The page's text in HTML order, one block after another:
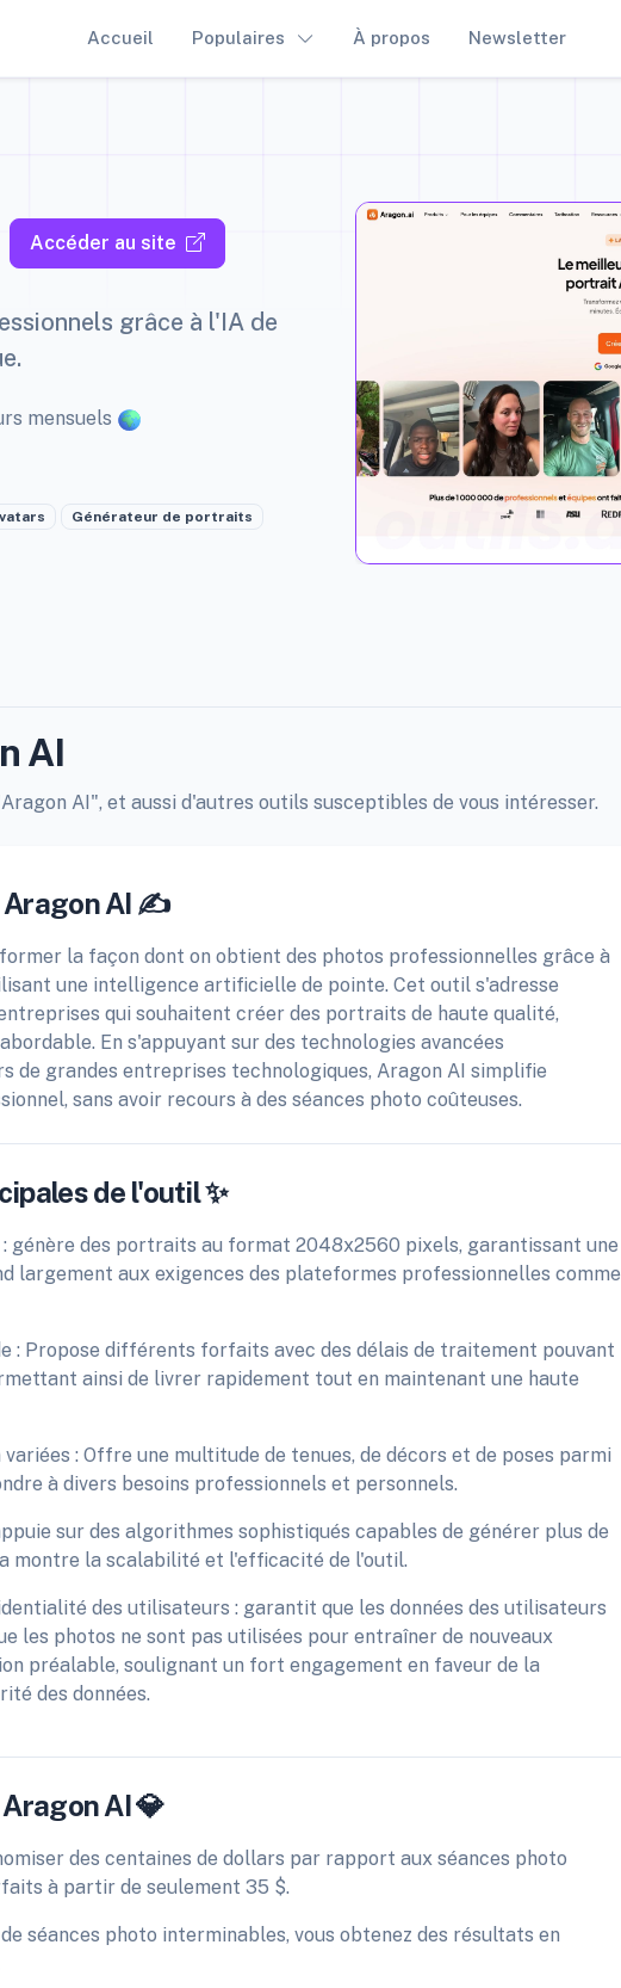
Accueil Populaires À propos Newsletter
Accéder au site
grâce à l'IA de
mensuels
Générateur de portraits
AI
AI", et aussi d'autres outils susceptibles de vous intéresser.
Aragon AI ✍️
la façon dont on obtient des photos professionnelles grâce à
une intelligence artificielle de pointe. Cet outil s'adresse
qui souhaitent créer des portraits de haute qualité,
En s'appuyant sur des technologies avancées
de grandes entreprises technologiques, Aragon AI simplifie
sans avoir recours à des séances photo coûteuses.
de l'outil ✨
génère des portraits au format 2048x2560 pixels, garantissant une
largement aux exigences des plateformes professionnelles comme
: Propose différents forfaits avec des délais de traitement pouvant
ainsi de livrer rapidement tout en maintenant une haute
: Offre une multitude de tenues, de décors et de poses parmi
à divers besoins professionnels et personnels.
sur des algorithmes sophistiqués capables de générer plus de
montre la scalabilité et l'efficacité de l'outil.
des utilisateurs : garantit que les données des utilisateurs
les photos ne sont pas utilisées pour entraîner de nouveaux
préalable, soulignant un fort engagement en faveur de la
des données.
AI 💎
des centaines de dollars par rapport aux séances photo
à partir de seulement 35 $.
séances photo interminables, vous obtenez des résultats en